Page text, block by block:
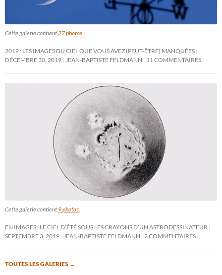
Cette galerie contient27 photos.
2019 : LES IMAGES DU CIEL QUE VOUS AVEZ (PEUT-ÊTRE) MANQUÉES
DÉCEMBRE 30, 2019 JEAN-BAPTISTE FELDMANN 11 COMMENTAIRES
Cette galerie contient 9 photos.
EN IMAGES : LE CIEL D’ÉTÉ SOUS LES CRAYONS D’UN ASTRODESSINATEUR
SEPTEMBRE 3, 2019 JEAN-BAPTISTE FELDMANN 2 COMMENTAIRES
TOUTES LES GALERIES →